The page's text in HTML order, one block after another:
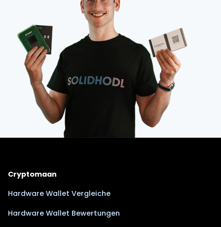
Cryptomaan
Hardware Wallet Vergleiche
Hardware Wallet Bewertungen